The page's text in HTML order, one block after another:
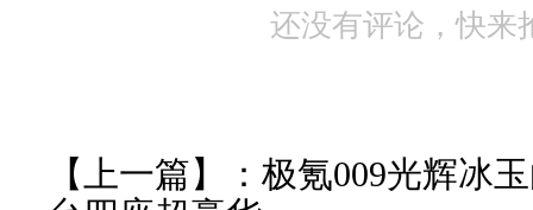
还没有评论，快来
【上一篇】： 极氪009光辉冰